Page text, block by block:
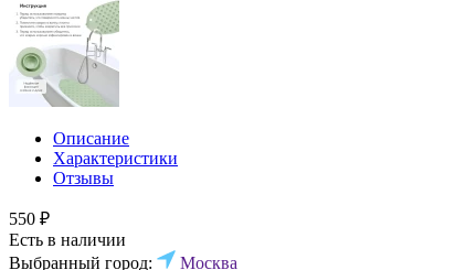
Описание
Характеристики
Отзывы
550 ₽
Есть в наличии
Выбранный город:
Москва